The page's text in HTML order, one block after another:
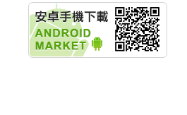
華旭先進:代重要子公司
碩通散熱股份有限公司
公告董事會決議發行員
工認股權
華旭先進:代重要子公司